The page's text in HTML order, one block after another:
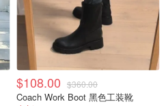
$108.00 $360.00
Coach Work Boot 黑色工装靴